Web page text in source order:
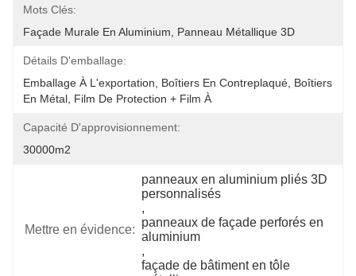
Mots Clés:
Façade Murale En Aluminium, Panneau Métallique 3D
Détails D'emballage:
Emballage À L'exportation, Boîtiers En Contreplaqué, Boîtiers
En Métal, Film De Protection + Film À
Capacité D'approvisionnement:
30000m2
Mettre en évidence:
panneaux en aluminium pliés 3D
personnalisés
,
panneaux de façade perforés en
aluminium
,
façade de bâtiment en tôle